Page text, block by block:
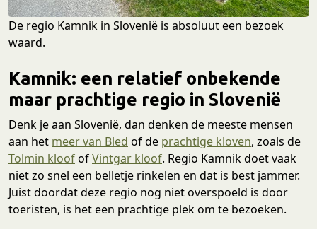
De regio Kamnik in Slovenië is absoluut een bezoek
waard.
Kamnik: een relatief onbekende
maar prachtige regio in Slovenië
Denk je aan Slovenië, dan denken de meeste mensen
aan het meer van Bled of de prachtige kloven, zoals de
Tolmin kloofofVintgar kloof. Regio Kamnik doet vaak
niet zo snel een belletje rinkelen en dat is best jammer.
Juist doordat deze regio nog niet overspoeld is door
toeristen, is het een prachtige plek om te bezoeken.